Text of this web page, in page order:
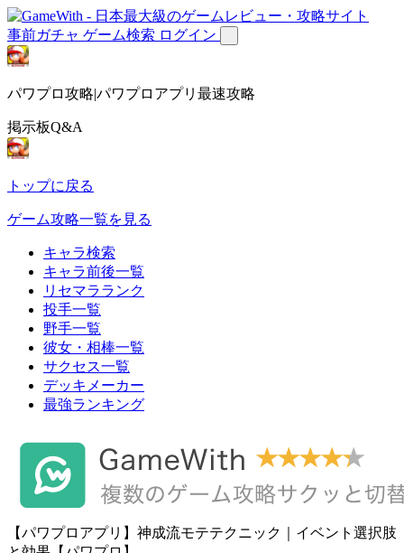
事前ガチャ ゲーム検索 ログイン
パワプロ攻略|パワプロアプリ最速攻略
掲示板Q&A
トップに戻る
ゲーム攻略一覧を見る
キャラ検索
キャラ前後一覧
リセマラランク
投手一覧
野手一覧
彼女・相棒一覧
サクセス一覧
デッキメーカー
最強ランキング
【パワプロアプリ】神成流モテテクニック｜イベント選択肢